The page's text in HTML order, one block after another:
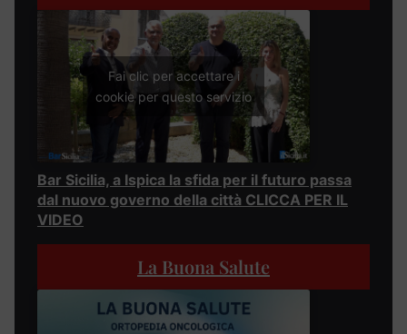
Fai clic per accettare i
cookie per questo servizio
Bar Sicilia, a Ispica la sfida per il futuro passa
dal nuovo governo della città CLICCA PER IL
VIDEO
La Buona Salute